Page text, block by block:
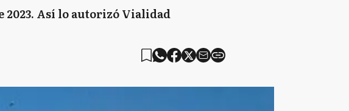
Así lo autorizó Vialidad